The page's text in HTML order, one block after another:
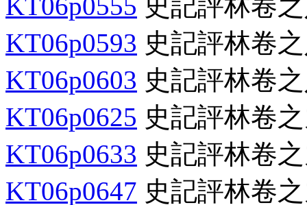
KT06p0593 史記評林卷
KT06p0603 史記評林卷
KT06p0625 史記評林卷
KT06p0633 史記評林卷
KT06p0647 史記評林卷